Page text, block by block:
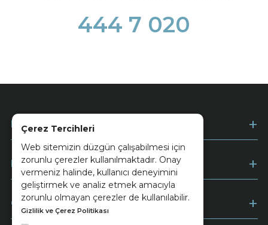
Çerez Tercihleri
Web sitemizin düzgün çalışabilmesi için
zorunlu çerezler kullanılmaktadır. Onay
vermeniz halinde, kullanıcı deneyimini
geliştirmek ve analiz etmek amacıyla
zorunlu olmayan çerezler de kullanılabilir.
Gizlilik ve Çerez Politikası
444 7 020
Kurumsal
Müşteri Hizmetleri
Ödeme